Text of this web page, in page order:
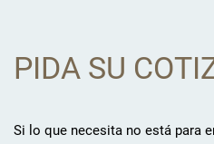
PIDA SU
Si lo que necesita no está para